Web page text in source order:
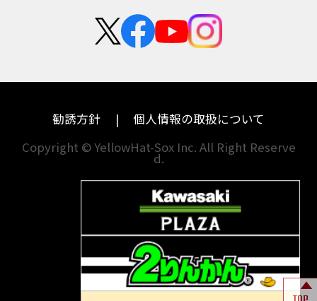
ハーレーダビッドソン
ドゥカティ
モトグッツイ
MVアグスタ
他海外ﾒｰｶｰ
兵庫
福岡
長崎
熊本
中途採用・アルバイト
勧誘方針
個人情報の取扱について
Copyright © YellowHat-Sox Inc. All Right Reserve
d.